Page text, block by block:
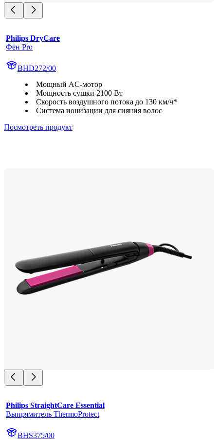
Philips DryCare
Фен Pro
BHD272/00
Мощный AC-мотор
Мощность сушки 2100 Вт
Скорость воздушного потока до 130 км/ч*
Система ионизации для сияния волос
Посмотреть продукт
Philips StraightCare Essential
Выпрямитель ThermoProtect
BHS375/00